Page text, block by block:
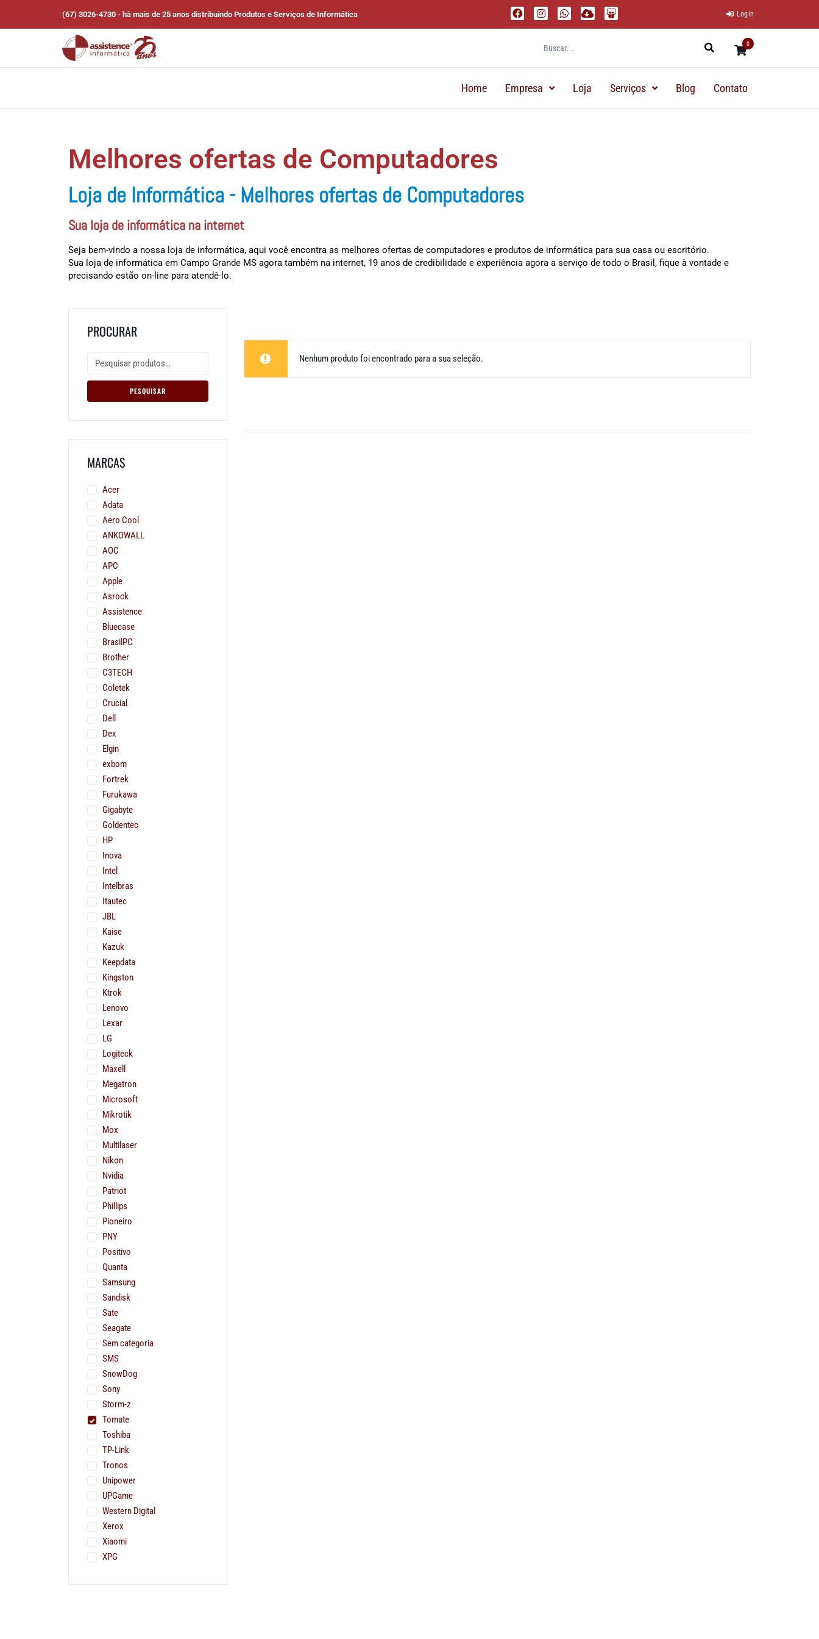
(67) 3026-4730 - hà mais de 25 anos distribuindo Produtos e Serviços de Informática Login
0
Home Empresa Loja Serviços Blog Contato
Melhores ofertas de Computadores
Loja de Informática - Melhores ofertas de Computadores
Sua loja de informática na internet
Seja bem-vindo a nossa loja de informática, aqui você encontra as melhores ofertas de computadores e produtos de informática para sua casa ou escritório.
Sua loja de informática em Campo Grande MS agora também na internet, 19 anos de credibilidade e experiência agora a serviço de todo o Brasil, fique à vontade e
precisando estão on-line para atendê-lo.
PROCURAR
PESQUISAR
MARCAS
Acer
Adata
Aero Cool
ANKOWALL
AOC
APC
Apple
Asrock
Assistence
Bluecase
BrasilPC
Brother
C3TECH
Coletek
Crucial
Dell
Dex
Elgin
exbom
Fortrek
Furukawa
Gigabyte
Goldentec
HP
Inova
Intel
Intelbras
Itautec
JBL
Kaise
Kazuk
Keepdata
Kingston
Ktrok
Lenovo
Lexar
LG
Logiteck
Maxell
Megatron
Microsoft
Mikrotik
Mox
Multilaser
Nikon
Nvidia
Patriot
Phillips
Pioneiro
PNY
Positivo
Quanta
Samsung
Sandisk
Sate
Seagate
Sem categoria
SMS
SnowDog
Sony
Storm-z
Tomate
Toshiba
TP-Link
Tronos
Unipower
UPGame
Western Digital
Xerox
Xiaomi
XPG
Nenhum produto foi encontrado para a sua seleção.